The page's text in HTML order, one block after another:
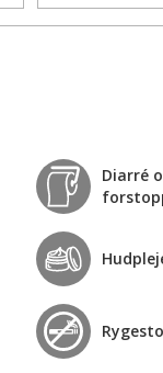
Diarré